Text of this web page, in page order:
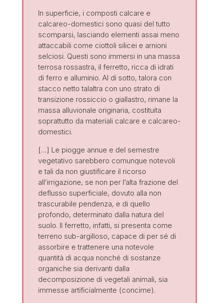
In superficie, i composti calcare e
calcareo-domestici sono quasi del tutto
scomparsi, lasciando elementi assai meno
attaccabili come ciottoli silicei e arnioni
selciosi. Questi sono immersi in una massa
terrosa rossastra, il ferretto, ricca di idrati
di ferro e alluminio. Al di sotto, talora con
stacco netto talaltra con uno strato di
transizione rossiccio o giallastro, rimane la
massa alluvionale originaria, costituita
soprattutto da materiali calcare e calcareo-
domestici.
[…] Le piogge annue e del semestre
vegetativo sarebbero comunque notevoli
e tali da non giustificare il ricorso
all’irrigazione, se non per l’alta frazione del
deflusso superficiale, dovuto alla non
trascurabile pendenza, e di quello
profondo, determinato dalla natura del
suolo. Il ferretto, infatti, si presenta come
terreno sub-argilloso, capace di per sé di
assorbire e trattenere una notevole
quantità di acqua nonché di sostanze
organiche sia derivanti dalla
decomposizione di vegetali animali, sia
immesse artificialmente (concime).